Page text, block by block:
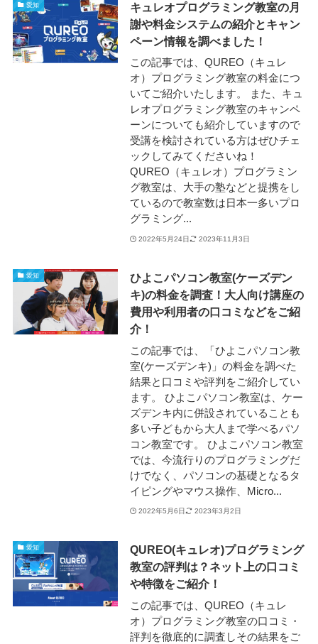
愛知
キュレオプログラミング教室の月
謝や料金システムの紹介とキャン
ペーン情報を調べました！
この記事では、QUREO（キュレ
オ）プログラミング教室の料金につ
いてご紹介いたします。 また、キュ
レオプログラミング教室のキャンペ
ーンについても紹介していますので
受講を検討されている方はぜひチェ
ックしてみてくださいね！
QUREO（キュレオ）プログラミン
グ教室は、大手の塾などと提携をし
ているので教室数は日本一多いプロ
グラミング...
2022年5月24日 2023年11月3日
愛知
ひよこパソコン教室(ケーズデン
キ)の料金を調査！大人向け講座の
費用や利用者の口コミなどをご紹
介！
この記事では、「ひよこパソコン教
室(ケーズデンキ)」の料金を調べた
結果と口コミや評判をご紹介してい
ます。 ひよこパソコン教室は、ケー
ズデンキ内に併設されていることも
多い子どもから大人まで学べるパソ
コン教室です。 ひよこパソコン教室
では、今流行りのプログラミングだ
けでなく、パソコンの基礎となるタ
イピングやマウス操作、Micro...
2022年5月6日 2023年3月2日
愛知
QUREO(キュレオ)プログラミング
教室の評判は？ネット上の口コミ
や特徴をご紹介！
この記事では、QUREO（キュレ
オ）プログラミング教室の口コミ・
評判を徹底的に調査しその結果をご